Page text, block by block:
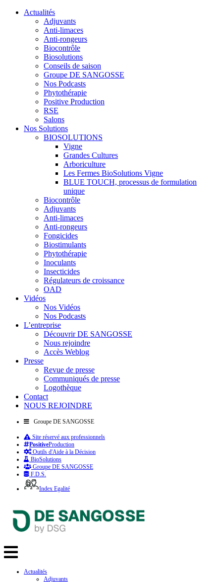
Actualités
Adjuvants
Anti-limaces
Anti-rongeurs
Biocontrôle
Biosolutions
Conseils de saison
Groupe DE SANGOSSE
Nos Podcasts
Phytothérapie
Positive Production
RSE
Salons
Nos Solutions
BIOSOLUTIONS
Vigne
Grandes Cultures
Arboriculture
Les Fermes BioSolutions Vigne
BLUE TOUCH, processus de formulation
unique
Biocontrôle
Adjuvants
Anti-limaces
Anti-rongeurs
Fongicides
Biostimulants
Phytothérapie
Inoculants
Insecticides
Régulateurs de croissance
OAD
Vidéos
Nos Vidéos
Nos Podcasts
L’entreprise
Découvrir DE SANGOSSE
Nous rejoindre
Accès Weblog
Presse
Revue de presse
Communiqués de presse
Logothèque
Contact
NOUS REJOINDRE
Groupe DE SANGOSSE
Site réservé aux professionnels
PositiveProduction
Outils d'Aide à la Décision
BioSolutions
Groupe DE SANGOSSE
F.D.S.
Index Egalité
Actualités
Adjuvants